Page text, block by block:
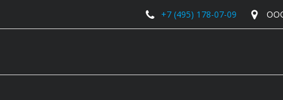
+7 (495) 178-07-09